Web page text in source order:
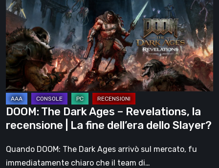
Dark
Ages
–
Revelations,
la
recensione
|
La
fine
dell’era
dello
Slayer?
DOOM: The Dark Ages – Revelations, la
recensione | La fine dell’era dello Slayer?
Quando DOOM: The Dark Ages arrivò sul mercato, fu
immediatamente chiaro che il team di…